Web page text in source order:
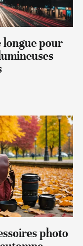
longue pour
photo